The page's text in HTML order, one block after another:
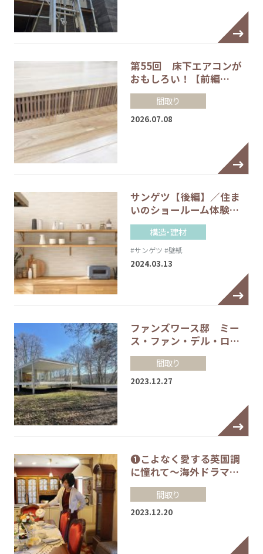
第55回 床下エアコンが
おもしろい！【前編…
間取り
2026.07.08
サンゲツ【後編】／住ま
いのショールーム体験…
構造・建材
#サンゲツ #壁紙
2024.03.13
ファンズワース邸 ミー
ス・ファン・デル・ロ…
間取り
2023.12.27
❶こよなく愛する英国調
に憧れて～海外ドラマ…
間取り
2023.12.20